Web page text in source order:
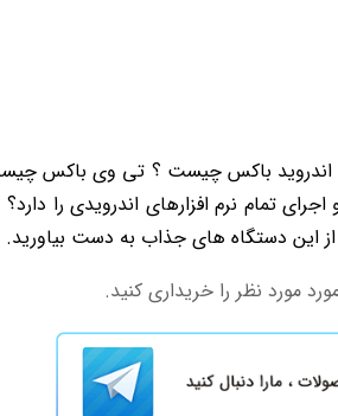
اندروید باکس چیست ؟ تی وی باکس
تمام نرم افزارهای اندرویدی را
این دستگاه های جذاب به دست بیاورید.
مورد نظر را خریداری کنید.